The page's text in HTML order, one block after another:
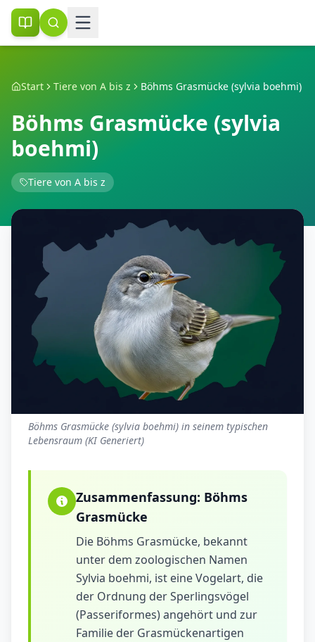
Start Tiere von A bis z Böhms Grasmücke (sylvia boehmi)
Böhms Grasmücke (sylvia
boehmi)
Tiere von A bis z
Böhms Grasmücke (sylvia boehmi) in seinem typischen
Lebensraum (KI Generiert)
Zusammenfassung: Böhms
Grasmücke
Die Böhms Grasmücke, bekannt
unter dem zoologischen Namen
Sylvia boehmi, ist eine Vogelart, die
der Ordnung der Sperlingsvögel
(Passeriformes) angehört und zur
Familie der Grasmückenartigen